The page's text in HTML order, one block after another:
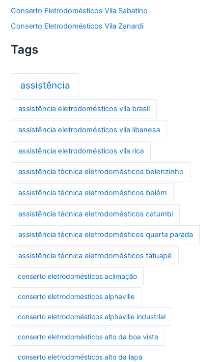
Conserto Eletrodomésticos Vila Sabatino
Conserto Eletrodomésticos Vila Zanardi
Tags
assistência
assistência eletrodomésticos vila brasil
assistência eletrodomésticos vila libanesa
assistência eletrodomésticos vila rica
assistência técnica eletrodomésticos belenzinho
assistência técnica eletrodomésticos belém
assistência técnica eletrodomésticos catumbi
assistência técnica eletrodomésticos quarta parada
assistência técnica eletrodomésticos tatuapé
conserto eletrodomésticos aclimação
conserto eletrodomésticos alphaville
conserto eletrodomésticos alphaville industrial
conserto eletrodomésticos alto da boa vista
conserto eletrodomésticos alto da lapa